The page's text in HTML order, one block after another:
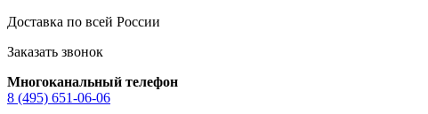
Доставка по всей России
Заказать звонок
Многоканальный телефон
8 (495) 651-06-06